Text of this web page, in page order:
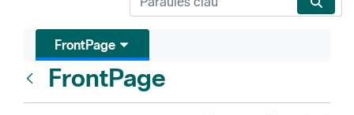
FrontPage
FrontPage